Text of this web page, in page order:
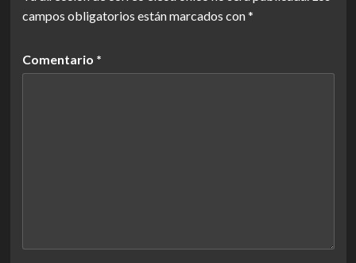
campos obligatorios están marcados con*
Comentario *